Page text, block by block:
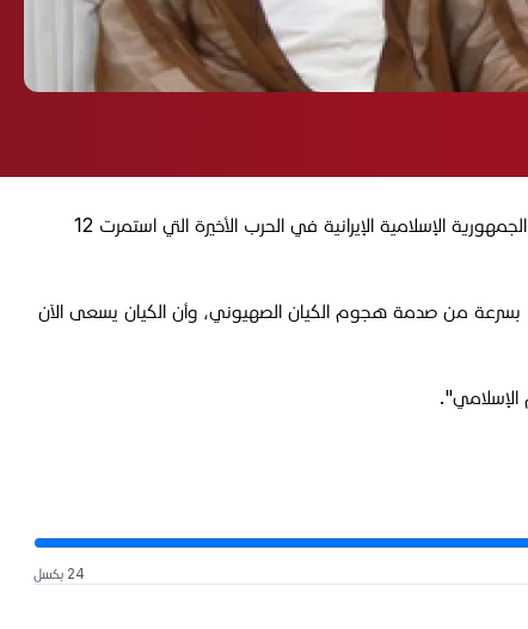
أشار الحكيم إلى "تعاطف وتضامن جميع المسلمين الشيعة والسنة مع الجمهورية الإسلامية الإيرانية في الحرب الأخيرة التي استمرت 12
بسرعة من صدمة هجوم الکیان الصهيوني، وأن الکیان يسعى الآن
الإسلامي".
24 بكسل